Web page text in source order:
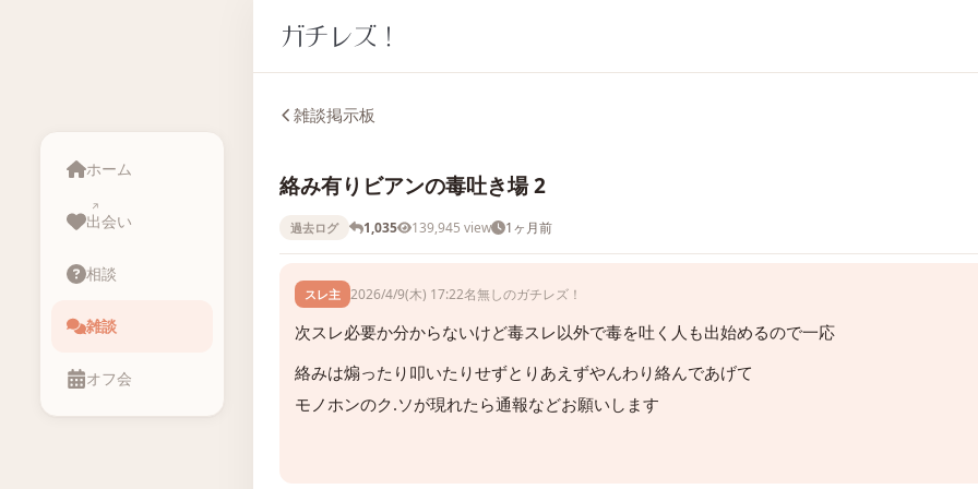
ガチレズ！
雑談掲示板
絡み有りビアンの毒吐き場 2
過去ログ 1,035 139,945 view 1ヶ月前
スレ主 2026/4/9(木) 17:22名無しのガチレズ！
次スレ必要か分からないけど毒スレ以外で毒を吐く人も出始めるので一応
絡みは煽ったり叩いたりせずとりあえずやんわり絡んであげて
モノホンのク.ソが現れたら通報などお願いします
ホーム
出会い
相談
雑談
オフ会